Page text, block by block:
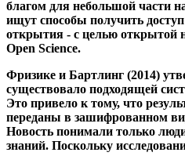
На фоне этой угрозы, которая
именно того, что наука может
специальные знания могут
благом для небольшой части
открытия - с целью открытой
Open Science.
Фризике и Бартлинг (2014)
существовало подходящей
Это привело к тому, что